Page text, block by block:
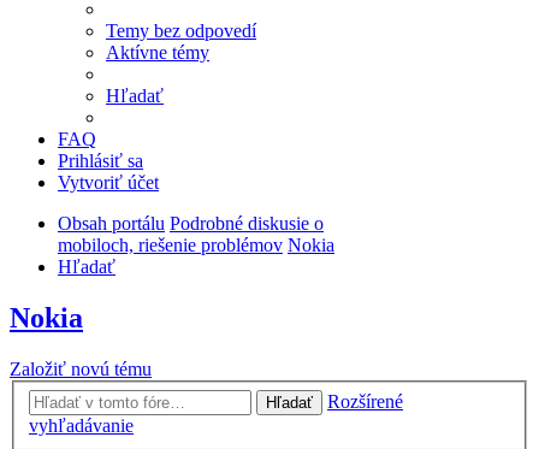
Temy bez odpovedí
Aktívne témy
Hľadať
FAQ
Prihlásiť sa
Vytvoriť účet
Obsah portálu Podrobné diskusie o
mobiloch, riešenie problémov Nokia
Hľadať
Nokia
Založiť novú tému
Hľadať
Rozšírené
vyhľadávanie